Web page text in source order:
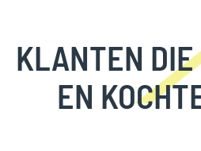
KLANTEN DIE
EN